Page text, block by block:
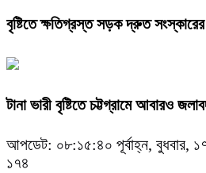
বৃষ্টিতে ক্ষতিগ্রস্ত সড়ক দ্রুত সংস্কারের
টানা ভারী বৃষ্টিতে চট্টগ্রামে আবারও
আপডেট: ০৮:১৫:৪০ পূর্বাহ্ন, বুধবার,
১৭৪